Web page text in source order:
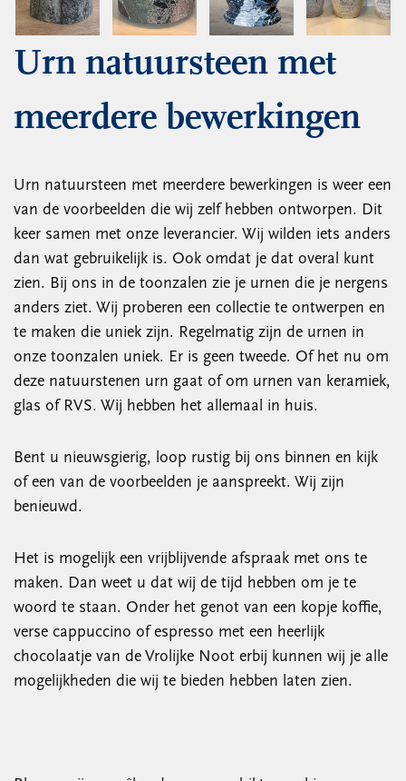
Urn natuursteen met
meerdere bewerkingen
Urn natuursteen met meerdere bewerkingen is weer een
van de voorbeelden die wij zelf hebben ontworpen. Dit
keer samen met onze leverancier. Wij wilden iets anders
dan wat gebruikelijk is. Ook omdat je dat overal kunt
zien. Bij ons in de toonzalen zie je urnen die je nergens
anders ziet. Wij proberen een collectie te ontwerpen en
te maken die uniek zijn. Regelmatig zijn de urnen in
onze toonzalen uniek. Er is geen tweede. Of het nu om
deze natuurstenen urn gaat of om urnen van keramiek,
glas of RVS. Wij hebben het allemaal in huis.
Bent u nieuwsgierig, loop rustig bij ons binnen en kijk
of een van de voorbeelden je aanspreekt. Wij zijn
benieuwd.
Het is mogelijk een vrijblijvende afspraak met ons te
maken. Dan weet u dat wij de tijd hebben om je te
woord te staan. Onder het genot van een kopje koffie,
verse cappuccino of espresso met een heerlijk
chocolaatje van de Vrolijke Noot erbij kunnen wij je alle
mogelijkheden die wij te bieden hebben laten zien.